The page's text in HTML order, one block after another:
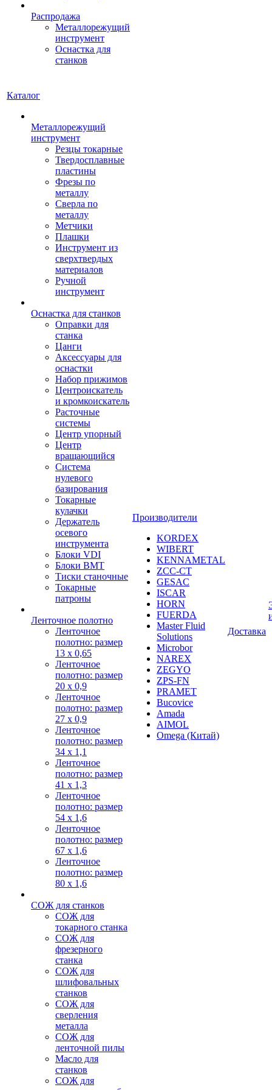
Распродажа
Металлорежущий
инструмент
Оснастка для
станков
Каталог
Металлорежущий
инструмент
Резцы токарные
Твердосплавные
пластины
Фрезы по
металлу
Сверла по
металлу
Метчики
Плашки
Инструмент из
сверхтвердых
материалов
Ручной
инструмент
Оснастка для станков
Оправки для
станка
Цанги
Аксессуары для
оснастки
Набор прижимов
Центроискатель
и кромкоискатель
Расточные
системы
Центр упорный
Центр
вращающийся
Система
нулевого
базирования
Токарные
кулачки
Держатель
осевого
инструмента
Блоки VDI
Блоки BMT
Тиски станочные
Токарные
патроны
Ленточное полотно
Ленточное
полотно: размер
13 х 0,65
Ленточное
полотно: размер
20 х 0,9
Ленточное
полотно: размер
27 х 0,9
Ленточное
полотно: размер
34 х 1,1
Ленточное
полотно: размер
41 х 1,3
Ленточное
полотно: размер
54 х 1,6
Ленточное
полотно: размер
67 х 1,6
Ленточное
полотно: размер
80 х 1,6
СОЖ для станков
СОЖ для
токарного станка
СОЖ для
фрезерного
станка
СОЖ для
шлифовальных
станков
СОЖ для
сверления
металла
СОЖ для
ленточной пилы
Масло для
станков
СОЖ для
Производители
KORDEX
WIBERT
KENNAMETAL
ZCC-CT
GESAC
ISCAR
HORN
FUERDA
Master Fluid
Solutions
Microbor
NAREX
ZEGYO
ZPS-FN
PRAMET
Bucovice
Amada
AIMOL
Omega (Китай)
Доставка